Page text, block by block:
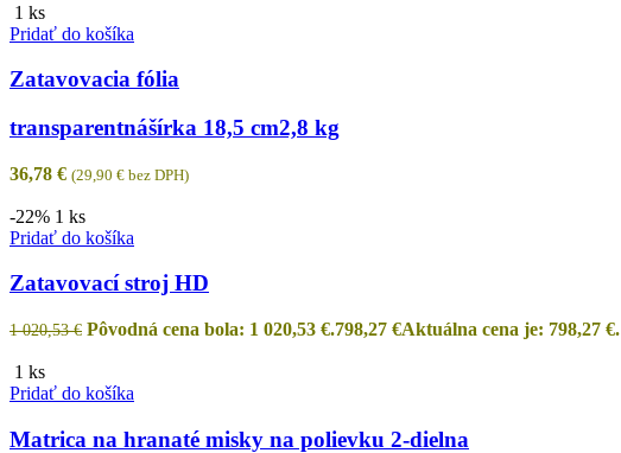
1 ks
Pridať do košíka
Zatavovacia fólia
transparentnášírka 18,5 cm2,8 kg
36,78 € (29,90 € bez DPH)
-22% 1 ks
Pridať do košíka
Zatavovací stroj HD
1 020,53€ Pôvodná cena bola: 1 020,53 €.798,27 €Aktuálna cena je: 798,27 €.
1 ks
Pridať do košíka
Matrica na hranaté misky na polievku 2-dielna